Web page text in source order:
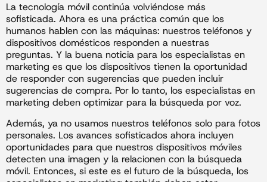
La tecnología móvil continúa volviéndose más
sofisticada. Ahora es una práctica común que los
humanos hablen con las máquinas: nuestros teléfonos y
dispositivos domésticos responden a nuestras
preguntas. Y la buena noticia para los especialistas en
marketing es que los dispositivos tienen la oportunidad
de responder con sugerencias que pueden incluir
sugerencias de compra. Por lo tanto, los especialistas en
marketing deben optimizar para la búsqueda por voz.
Además, ya no usamos nuestros teléfonos solo para fotos
personales. Los avances sofisticados ahora incluyen
oportunidades para que nuestros dispositivos móviles
detecten una imagen y la relacionen con la búsqueda
móvil. Entonces, si este es el futuro de la búsqueda, los